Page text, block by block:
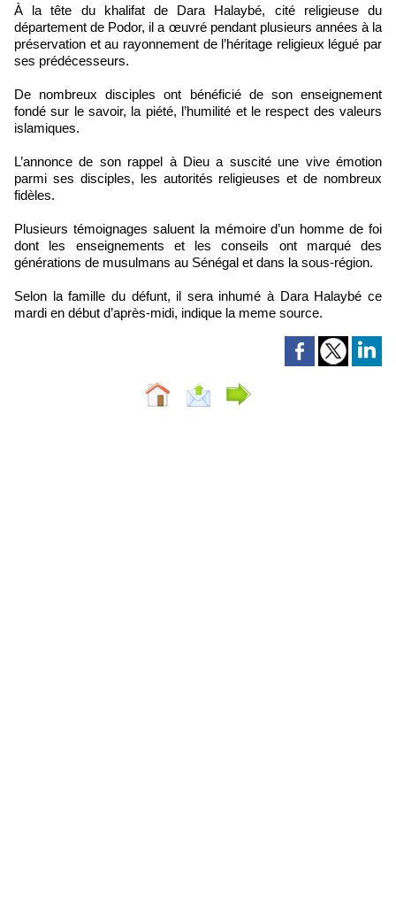
À la tête du khalifat de Dara Halaybé, cité religieuse du
département de Podor, il a œuvré pendant plusieurs années à la
préservation et au rayonnement de l’héritage religieux légué par
ses prédécesseurs.
De nombreux disciples ont bénéficié de son enseignement
fondé sur le savoir, la piété, l’humilité et le respect des valeurs
islamiques.
L’annonce de son rappel à Dieu a suscité une vive émotion
parmi ses disciples, les autorités religieuses et de nombreux
fidèles.
Plusieurs témoignages saluent la mémoire d’un homme de foi
dont les enseignements et les conseils ont marqué des
générations de musulmans au Sénégal et dans la sous-région.
Selon la famille du défunt, il sera inhumé à Dara Halaybé ce
mardi en début d’après-midi, indique la meme source.